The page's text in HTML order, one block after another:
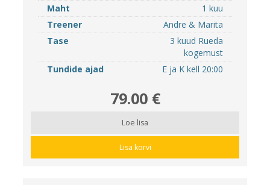
Maht
1 kuu
Treener
Andre & Marita
Tase
3 kuud Rueda
kogemust
Tundide ajad
E ja K kell 20:00
79.00 €
Loe lisa
Lisa korvi